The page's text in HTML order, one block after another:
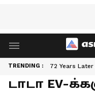
TRENDING : 72 Years Later
டாடா EV-